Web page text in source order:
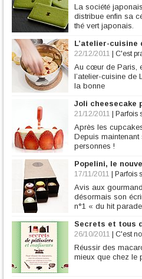
La société
distribue enfin sa
thé vert japonais.
L’atelier-
22/12/2011 C'est
Au cœur de Paris,
l’atelier-cuisine
la bonne
Joli cheesecake
21/12/2011 Parfois
Après les
Depuis
personnes !
Popelini, le
17/11/2011 Parfois
Avis aux
désormais son
n°1 « du hit
Secrets et tous
26/10/2011 C'est
Réussir des
mieux que chez le